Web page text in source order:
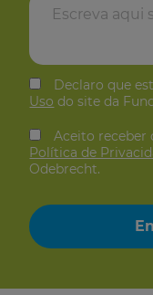
Declaro que
Uso do site da
Aceito receber
Política de
Odebrecht.